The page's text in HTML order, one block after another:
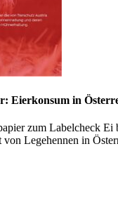
Eierkonsum in
zum Labelcheck Ei
von Legehennen in